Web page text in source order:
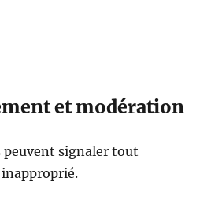
et modération
peuvent signaler tout